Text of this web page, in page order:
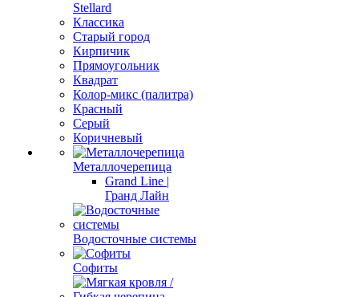
Stellard
Классика
Старый город
Кирпичик
Прямоугольник
Квадрат
Колор-микс (палитра)
Красный
Серый
Коричневый
Металлочерепица
Grand Line |
Гранд Лайн
Водосточные системы
Софиты